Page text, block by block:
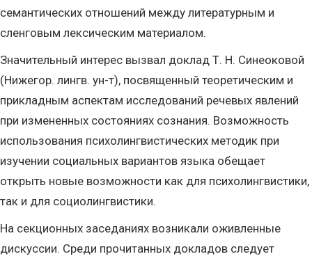
семантических отношений между литературным и
сленговым лексическим материалом.
Значительный интерес вызвал доклад Т. Н. Синеоковой
(Нижегор. лингв. ун-т), посвященный теоретическим и
прикладным аспектам исследований речевых явлений
при измененных состояниях сознания. Возможность
использования психолингвистических методик при
изучении социальных вариантов языка обещает
открыть новые возможности как для психолингвистики,
так и для социолингвистики.
На секционных заседаниях возникали оживленные
дискуссии. Среди прочитанных докладов следует